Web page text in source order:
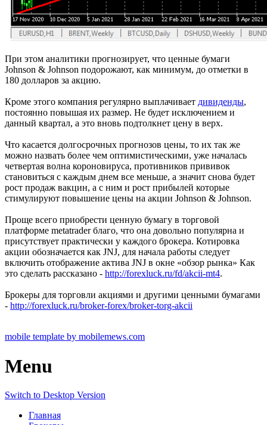
При этом аналитики прогнозирует, что ценные бумаги
Johnson & Johnson подорожают, как минимум, до отметки в
180 долларов за акцию.
Кроме этого компания регулярно выплачивает дивиденды,
постоянно повышая их размер. Не будет исключением и
данный квартал, а это вновь подтолкнет цену в верх.
Что касается долгосрочных прогнозов цены, то их так же
можно назвать более чем оптимистическими, уже началась
четвертая волна короновируса, противников прививок
становиться с каждым днем все меньше, а значит снова будет
рост продаж вакцин, а с ним и рост прибылей которые
стимулируют повышение цены на акции Johnson & Johnson.
Проще всего приобрести ценную бумагу в торговой
платформе metatrader благо, что она довольно популярна и
присутствует практически у каждого брокера. Котировка
акции обозначается как JNJ, для начала работы следует
включить отображение актива JNJ в окне «обзор рынка» Как
это сделать рассказано - http://forexluck.ru/fd/akcii-mt4.
Брокеры для торговли акциями и другими ценными бумагами
- http://forexluck.ru/broker-forex/broker-torg-akcii
mobile template by mobilemews.com
Menu
Switch to Desktop Version
Главная